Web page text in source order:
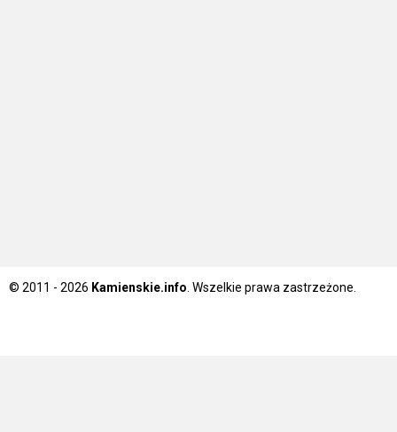
© 2011 - 2026 Kamienskie.info . Wszelkie prawa zastrzeżone.